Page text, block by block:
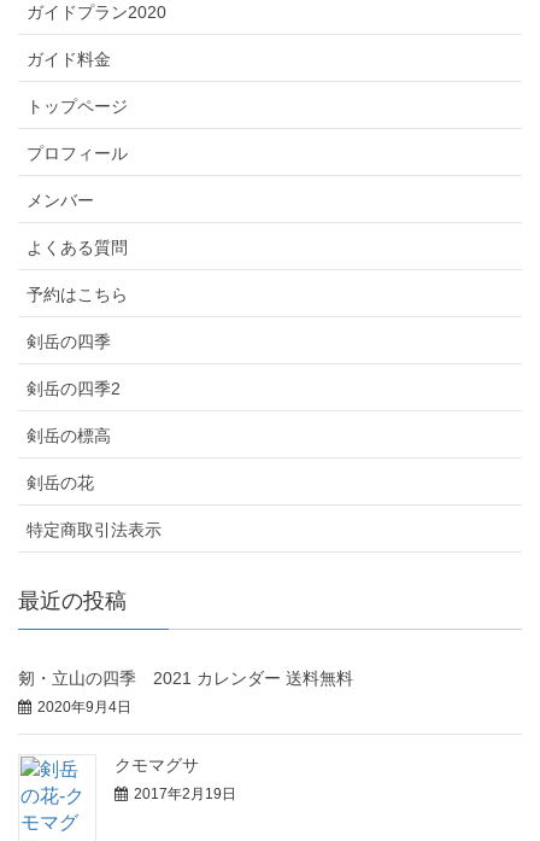
ガイドプラン2020
ガイド料金
トップページ
プロフィール
メンバー
よくある質問
予約はこちら
剣岳の四季
剣岳の四季2
剣岳の標高
剣岳の花
特定商取引法表示
最近の投稿
剱・立山の四季 2021 カレンダー 送料無料
2020年9月4日
クモマグサ
2017年2月19日